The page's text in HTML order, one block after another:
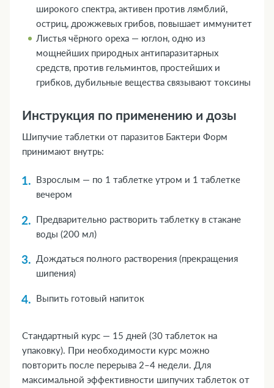
широкого спектра, активен против лямблий,
остриц, дрожжевых грибов, повышает иммунитет
Листья чёрного ореха — юглон, одно из
мощнейших природных антипаразитарных
средств, против гельминтов, простейших и
грибков, дубильные вещества связывают токсины
Инструкция по применению и дозы
Шипучие таблетки от паразитов Бактери Форм
принимают внутрь:
Взрослым — по 1 таблетке утром и 1 таблетке
вечером
Предварительно растворить таблетку в стакане
воды (200 мл)
Дождаться полного растворения (прекращения
шипения)
Выпить готовый напиток
Стандартный курс — 15 дней (30 таблеток на
упаковку). При необходимости курс можно
повторить после перерыва 2–4 недели. Для
максимальной эффективности шипучих таблеток от